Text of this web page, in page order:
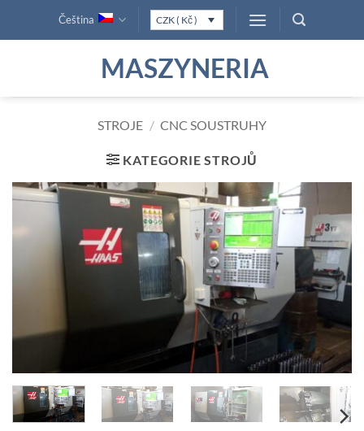
Čeština CZK ( Kč )
MASZYNERIA
STROJE / CNC SOUSTRUHY
KATEGORIE STROJŮ